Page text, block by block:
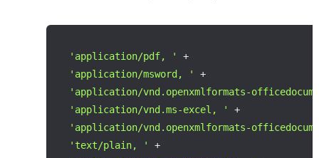
'application/pdf, '
+
'application/msword, '
+
'application/vnd.openxmlformats-
'application/vnd.ms-excel, '
+
'application/vnd.openxmlformats-
'text/plain, '
+